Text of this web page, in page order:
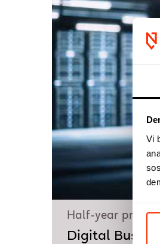
Vi
Half-year
Digital